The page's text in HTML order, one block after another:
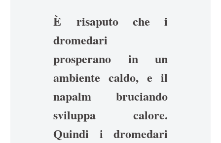
È risaputo che i
dromedari
prosperano in un
ambiente caldo, e il
napalm bruciando
sviluppa calore.
Quindi i dromedari